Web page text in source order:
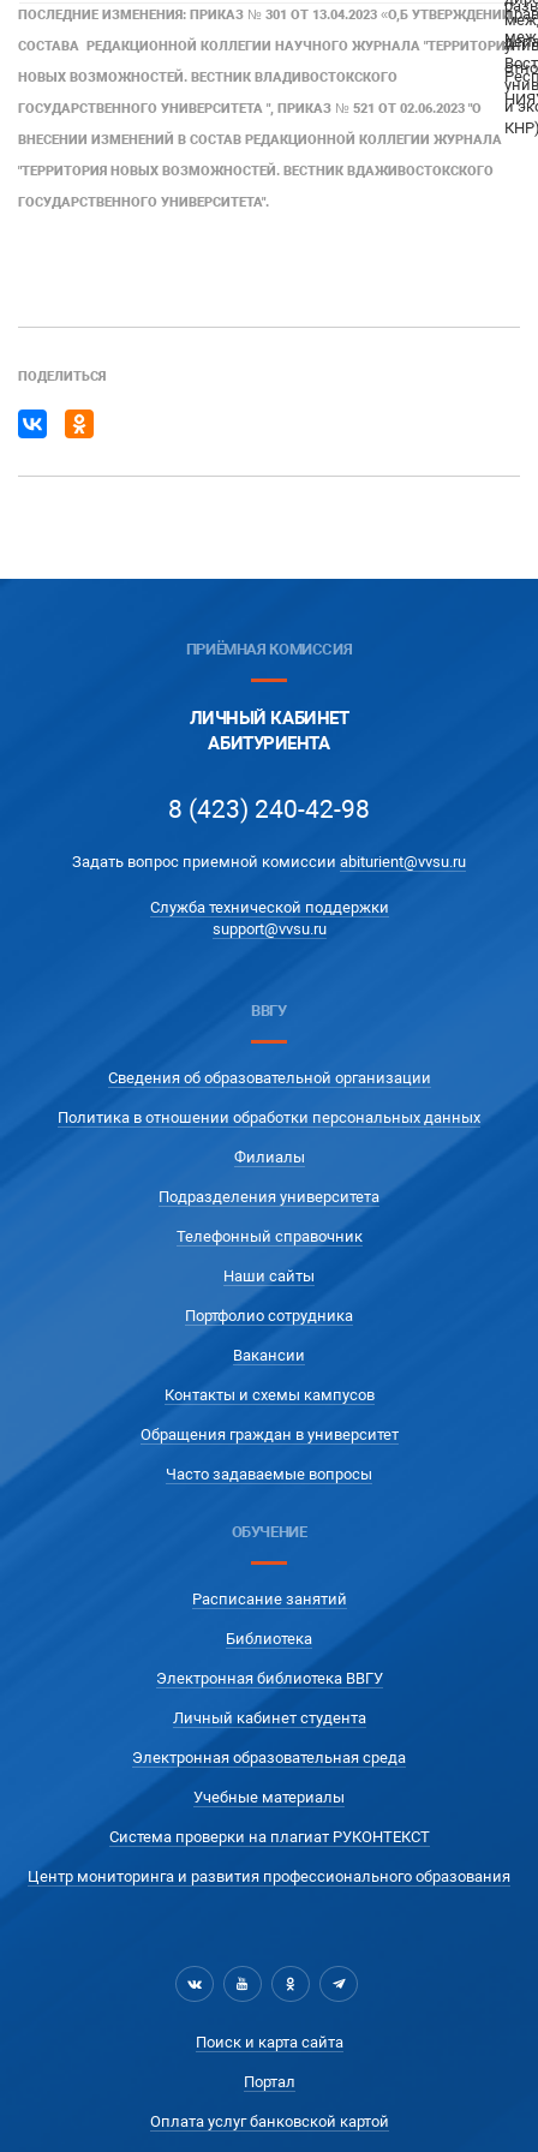
и
ПОСЛЕДНИЕ ИЗМЕНЕНИЯ: ПРИКАЗ № 301 ОТ 13.04.2023 «О,Б УТВЕРЖДЕНИИ
СОСТАВА РЕДАКЦИОННОЙ КОЛЛЕГИИ НАУЧНОГО ЖУРНАЛА "ТЕРРИТОРИЯ
НОВЫХ ВОЗМОЖНОСТЕЙ. ВЕСТНИК ВЛАДИВОСТОКСКОГО
ГОСУДАРСТВЕННОГО УНИВЕРСИТЕТА ", ПРИКАЗ № 521 ОТ 02.06.2023 "О
ВНЕСЕНИИ ИЗМЕНЕНИЙ В СОСТАВ РЕДАКЦИОННОЙ КОЛЛЕГИИ ЖУРНАЛА
"ТЕРРИТОРИЯ НОВЫХ ВОЗМОЖНОСТЕЙ. ВЕСТНИК ВДАЖИВОСТОКСКОГО
ГОСУДАРСТВЕННОГО УНИВЕРСИТЕТА".
ПОДЕЛИТЬСЯ
ПРИЁМНАЯ КОМИССИЯ
ЛИЧНЫЙ КАБИНЕТ
АБИТУРИЕНТА
8 (423) 240-42-98
Задать вопрос приемной комиссии abiturient@vvsu.ru
Служба технической поддержки
support@vvsu.ru
ВВГУ
Сведения об образовательной организации
Политика в отношении обработки персональных данных
Филиалы
Подразделения университета
Телефонный справочник
Наши сайты
Портфолио сотрудника
Вакансии
Контакты и схемы кампусов
Обращения граждан в университет
Часто задаваемые вопросы
ОБУЧЕНИЕ
Расписание занятий
Библиотека
Электронная библиотека ВВГУ
Личный кабинет студента
Электронная образовательная среда
Учебные материалы
Система проверки на плагиат РУКОНТЕКСТ
Центр мониторинга и развития профессионального образования
Поиск и карта сайта
Портал
Оплата услуг банковской картой